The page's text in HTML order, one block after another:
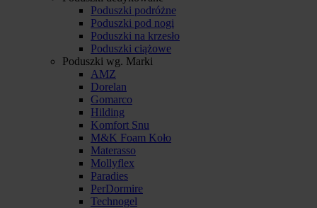
Poduszki podróżne
Poduszki pod nogi
Poduszki na krzesło
Poduszki ciążowe
Poduszki wg. Marki
AMZ
Dorelan
Gomarco
Hilding
Komfort Snu
M&K Foam Koło
Materasso
Mollyflex
Paradies
PerDormire
Technogel